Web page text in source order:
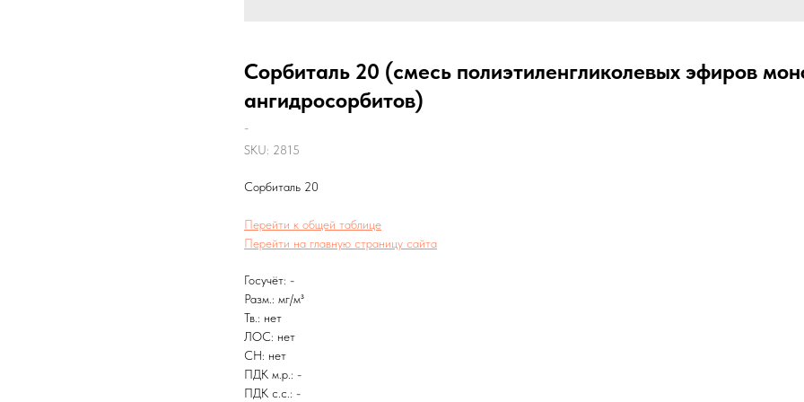
Сорбиталь 20 (смесь полиэтиленгликолевых эфиров
ангидросорбитов)
-
SKU: 2815
Сорбиталь 20
Перейти к общей таблице
Перейти на главную страницу сайта
Госучёт: -
Разм.: мг/м³
Тв.: нет
ЛОС: нет
CH: нет
ПДК м.р.: -
ПДК с.с.: -